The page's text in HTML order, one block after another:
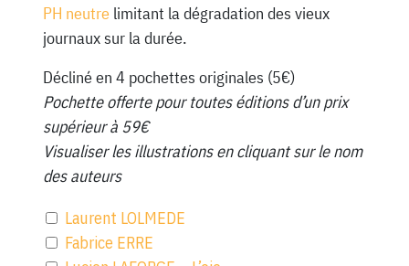
PH neutrelimitant la dégradation des vieux
journaux sur la durée.
Décliné en 4 pochettes originales (5€)
Pochette offerte pour toutes éditions d’un prix
supérieur à 59€
Visualiser les illustrations en cliquant sur le nom
des auteurs
Laurent LOLMEDE
Fabrice ERRE